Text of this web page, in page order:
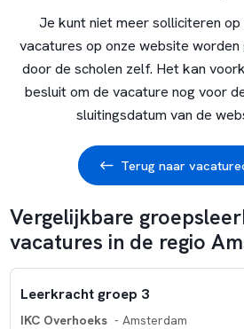
Je kunt niet meer solliciteren
vacatures op onze website
door de scholen zelf. Het kan
besluit om de vacature nog voor
sluitingsdatum van de
Terug naar
Vergelijkbare
vacatures in de regio
Leerkracht groep 3
IKC Overhoeks - Amsterdam